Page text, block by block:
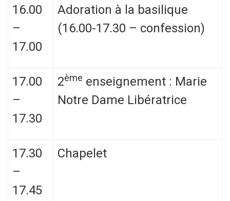
16.00
–
17.00
Adoration à la basilique
(16.00-17.30 – confession)
17.00
–
17.30
2ème enseignement : Marie
Notre Dame Libératrice
17.30
–
17.45
Chapelet